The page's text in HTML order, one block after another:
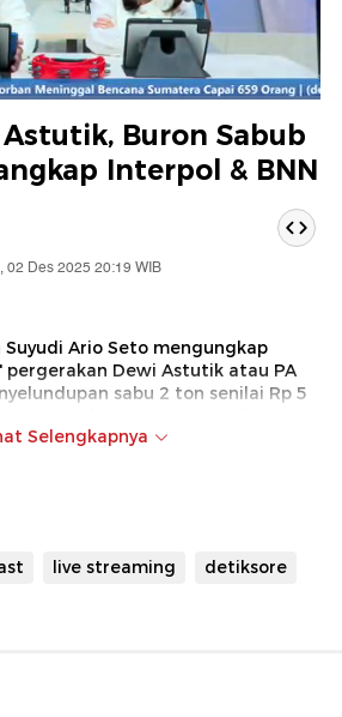
Buron Sabub
Interpol & BNN
Des 2025 20:19 WIB
Suyudi Ario Seto mengungkap
pergerakan Dewi Astutik atau PA
sabu 2 ton senilai Rp 5
Dewi Astutik merupakan salah satu
Dewi, menurut dia, kerap
Kepala BNN hanya di detikSore.
Selengkapnya
live streaming
detiksore